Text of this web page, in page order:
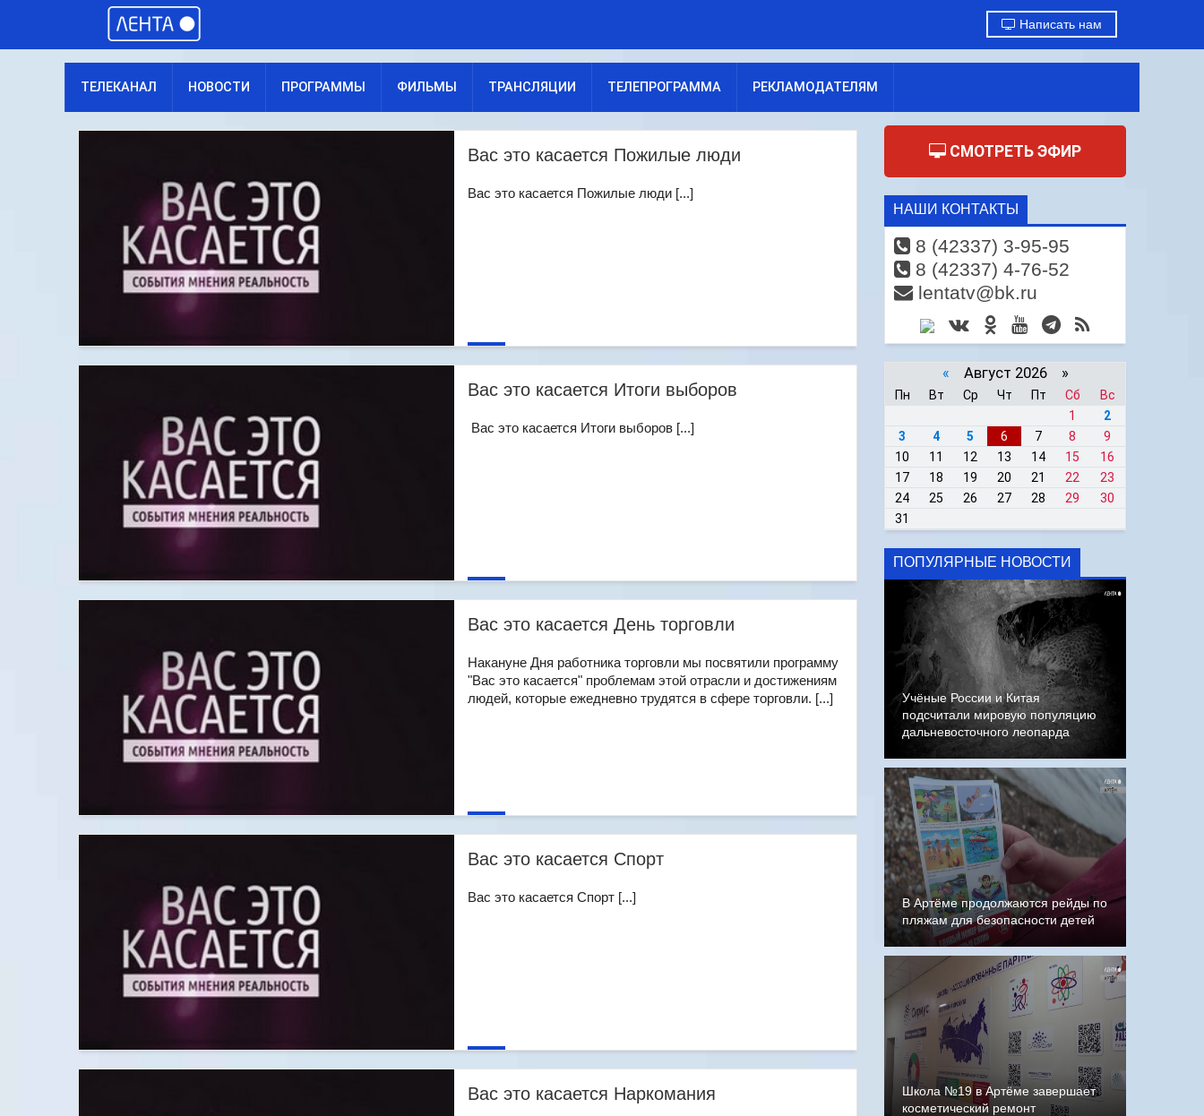
Написать нам
ТЕЛЕКАНАЛ НОВОСТИ ПРОГРАММЫ ФИЛЬМЫ ТРАНСЛЯЦИИ ТЕЛЕПРОГРАММА РЕКЛАМОДАТЕЛЯМ
Вас это касается Пожилые люди
Вас это касается Пожилые люди [...]
Вас это касается Итоги выборов
Вас это касается Итоги выборов [...]
Вас это касается День торговли
Накануне Дня работника торговли мы посвятили программу
"Вас это касается" проблемам этой отрасли и достижениям
людей, которые ежедневно трудятся в сфере торговли. [...]
Вас это касается Спорт
Вас это касается Спорт [...]
Вас это касается Наркомания
СМОТРЕТЬ ЭФИР
НАШИ КОНТАКТЫ
8 (42337) 3-95-95
8 (42337) 4-76-52
lentatv@bk.ru
« Август 2026 »
Пн Вт Ср Чт Пт Сб
Вс
1
2
3
4 5 6 7 8
9
10
11 12 13 14 15
16
17
18 19 20 21 22
23
24
25 26 27 28 29
30
31
ПОПУЛЯРНЫЕ НОВОСТИ
Учёные России и Китая
подсчитали мировую популяцию
дальневосточного леопарда
В Артёме продолжаются рейды по
пляжам для безопасности детей
Школа №19 в Артёме завершает
косметический ремонт